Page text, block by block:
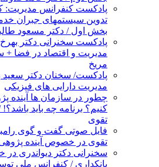
پادکست کنفرانس مدیریت:
تدوین سیستمهای جبران
بخش اول / دکتر مسعود
پادکست سخنرانی دکتر
مدیریت و اقتصاد در فضا +
مریخ
پادکست/ سخنان دکتر
مدیریت دارایی های فیزیکی
چطور در سازمان ها آینده
کنیم؟ برنامه چه باید
تقوی
فایل صوتی گفت و گوی
تقوی در خصوص آینده پژوهی
سخنرانی دکتر دیواندری
بانکداری / کنفرانس ملی